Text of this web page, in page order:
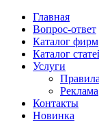
Главная
Вопрос-ответ
Каталог фирм
Каталог
Услуги
Правила
Реклама
Контакты
Новинка